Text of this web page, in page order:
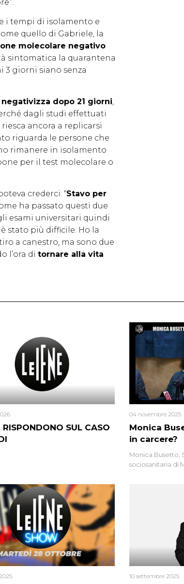
i tempi di isolamento e
quello di Gabriele, la
molecolare negativo
sintomatica la quarantena
3 giorni siano senza
negativizza dopo 21 giorni
dagli studi effettuati
ancora a replicarsi
riguarda le persone che
rimanere in isolamento
per il test molecolare o
crederci: “Stavo per
ha passato questi due
esami universitari quindi
stato più difficile. Ho la
a canestro, ma sono due
l’ora di tornare alla vita
RISPONDONO SUL CASO
Monica
in carcere?
04 novembre 2025
Monica Busetto,
sociosanitaria di
Monica si
un’altra donna
ritratta. Due
errore
10 settembre 2025